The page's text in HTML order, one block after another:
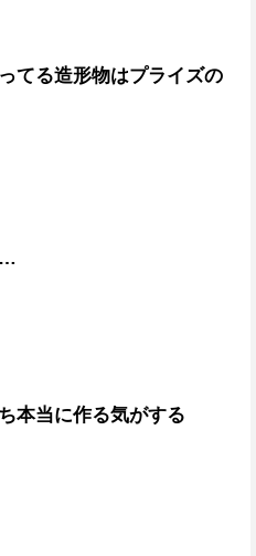
てる造形物はプライズの
本当に作る気がする